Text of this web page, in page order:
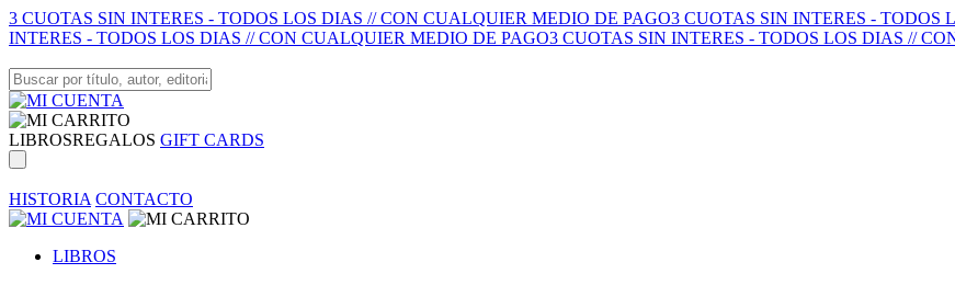
3 CUOTAS SIN INTERES - TODOS LOS DIAS // CON CUALQUIER MEDIO DE PAGO3 CUOTAS SIN INTERES - TODOS
INTERES - TODOS LOS DIAS // CON CUALQUIER MEDIO DE PAGO3 CUOTAS SIN INTERES - TODOS LOS DIAS //
LIBROSREGALOS GIFT CARDS
HISTORIA CONTACTO
LIBROS